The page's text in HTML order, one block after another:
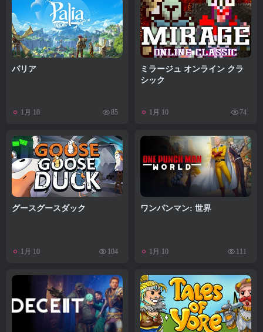
パリア
1月 10 85
ミラージュ オンライン クラ
シック
1月 10 74
グースグースダック
1月 10 104
ワンパンマン: 世界
1月 10 111